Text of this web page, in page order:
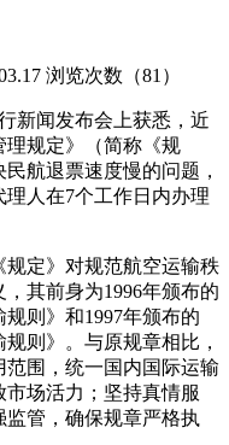
浏览次数（81）
新闻发布会上获悉，近
理规定》（简称《规
航退票速度慢的问题，
理人在7个工作日内办理
规定》对规范航空运输秩
其前身为1996年颁布的
规则》和1997年颁布的
则》。与原规章相比，
范围，统一国内国际运输
场活力；坚持真情服
管，确保规章严格执